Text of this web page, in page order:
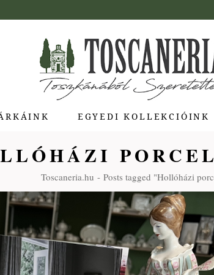
di Bolgheri
Pienza
Toscana
Stagioni
EGYEDI KOLLEKCIÓINK
Toscaneria.hu Posts tagged "Hollóházi